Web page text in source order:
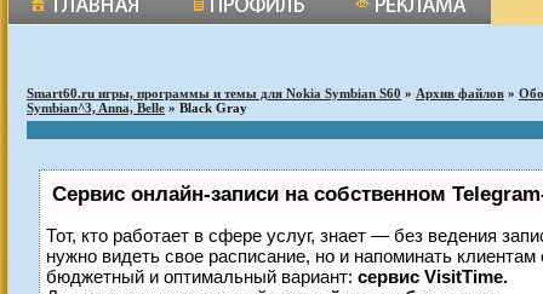
Smart60.ru игры, программы и темы для Nokia Symbian S60 » Архив файлов »
Symbian^3, Anna, Belle » Black Gray
Сервис онлайн-записи на собственном
Тот, кто работает в сфере услуг, знает — без ведения
нужно видеть свое расписание, но и напоминать
бюджетный и оптимальный вариант: сервис VisitTime.